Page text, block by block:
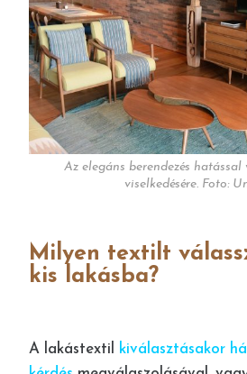
Az elegáns berendezés hatással
viselkedésére. Foto:
Milyen textilt
kis lakásba?
A lakástextil kiválasztásakor